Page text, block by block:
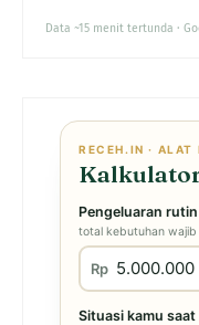
Data ~15 menit tertunda ·
RECEH.IN · ALAT
Pengeluaran
total kebutuhan wajib
Rp
Situasi kamu saat